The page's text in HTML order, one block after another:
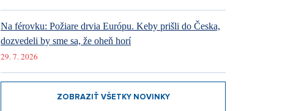
Na férovku: Požiare drvia Európu. Keby prišli do Česka,
dozvedeli by sme sa, že oheň horí
29. 7. 2026
ZOBRAZIŤ VŠETKY NOVINKY